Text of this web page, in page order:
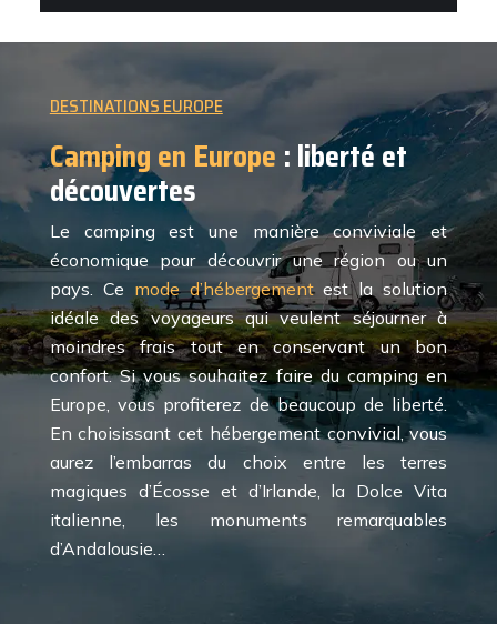
DESTINATIONS EUROPE
Camping en Europe : liberté et
découvertes
Le camping est une manière conviviale et
économique pour découvrir une région ou un
pays. Ce mode d’hébergementest la solution
idéale des voyageurs qui veulent séjourner à
moindres frais tout en conservant un bon
confort. Si vous souhaitez faire du camping en
Europe, vous profiterez de beaucoup de liberté.
En choisissant cet hébergement convivial, vous
aurez l’embarras du choix entre les terres
magiques d’Écosse et d’Irlande, la Dolce Vita
italienne, les monuments remarquables
d’Andalousie…